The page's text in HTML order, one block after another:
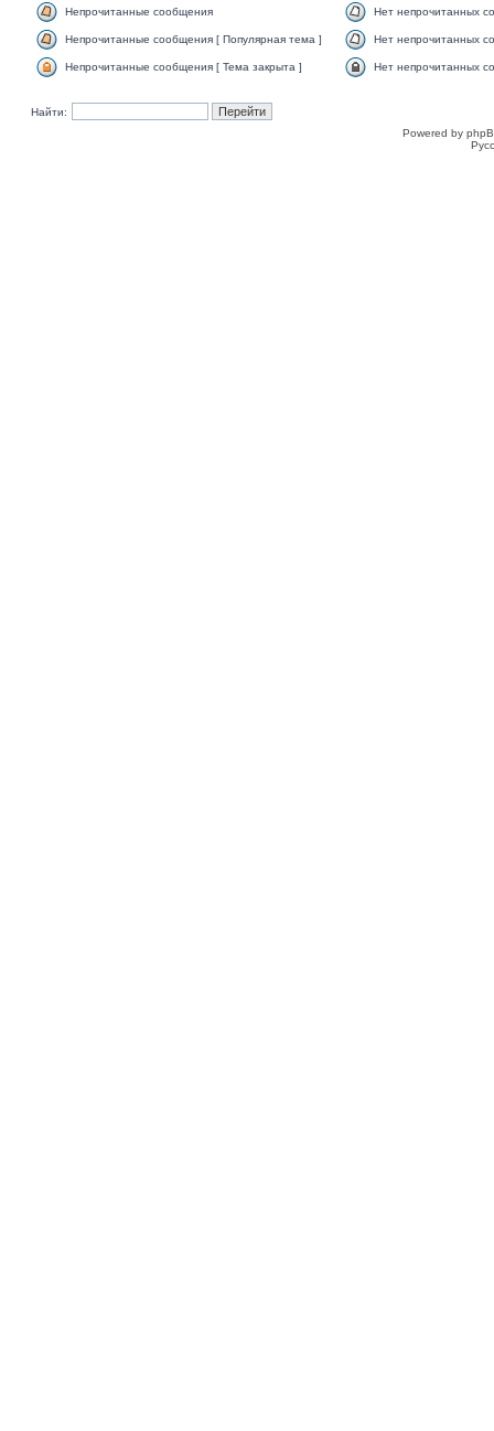
Непрочитанные сообщения Нет непрочитанных
Непрочитанные сообщения [ Популярная тема ] Нет непрочитанных
Непрочитанные сообщения [ Тема закрыта ] Нет непрочитанных
Найти:
Powered by